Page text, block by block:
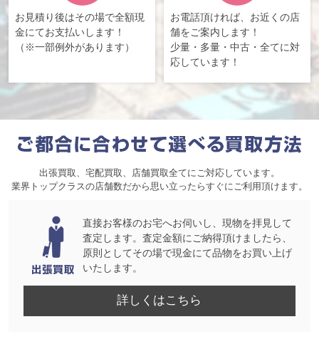
お見積り後はその場で全額現
金にてお支払いします！
（※一部例外があります）
お電話頂ければ、お近くの店
舗をご案内します！
少量・多量・中古・全てに対
応しています！
出張買取、宅配買取、店舗買取全てにご対応しています。
業界トップクラスの店舗数だから思い立ったらすぐにご利用頂けます。
直接お客様のお宅へお伺いし、現物を拝見して
査定します。査定金額にご納得頂けましたら、
原則としてその場で現金にて品物をお買い上げ
いたします。
詳しくはこちら